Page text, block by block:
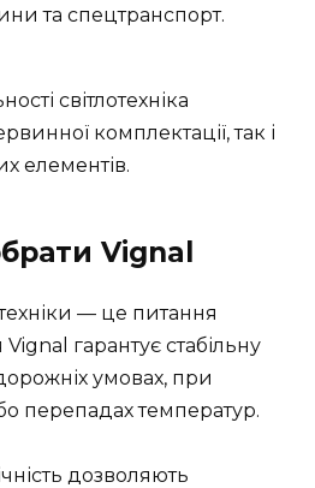
та спецтранспорт.
світлотехніка
комплектації, так і
елементів.
Vignal
— це питання
гарантує стабільну
умовах, при
перепадах температур.
дозволяють